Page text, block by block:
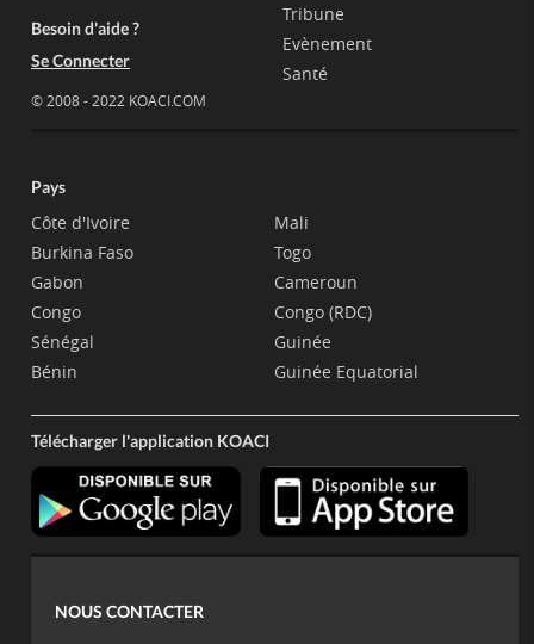
Besoin d'aide ?
Se Connecter
© 2008 - 2022 KOACI.COM
Tribune
Evènement
Santé
Pays
Côte d'Ivoire
Burkina Faso
Gabon
Congo
Sénégal
Bénin
Mali
Togo
Cameroun
Congo (RDC)
Guinée
Guinée Equatorial
Télécharger l'application KOACI
NOUS CONTACTER